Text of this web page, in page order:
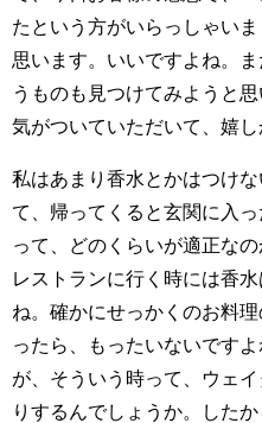
たという方がいらっしゃい
思います。いいですよね。
うものも見つけてみようと
気がついていただいて、嬉し
私はあまり香水とかはつけ
て、帰ってくると玄関に入
って、どのくらいが適正な
レストランに行く時には香
ね。確かにせっかくのお料
ったら、もったいないです
が、そういう時って、ウェ
りするんでしょうか。した